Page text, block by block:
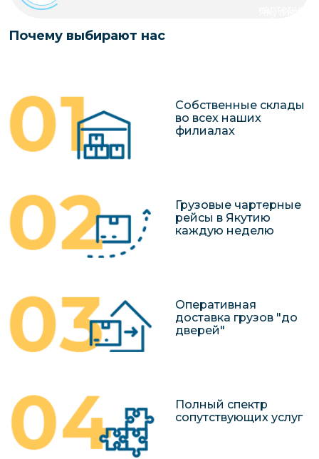
чартерных
Перевозка
Почему выбирают нас
Собственные склады
во всех наших
филиалах
Грузовые чартерные
рейсы в Якутию
каждую неделю
Оперативная
доставка грузов "до
дверей"
Полный спектр
сопутствующих услуг